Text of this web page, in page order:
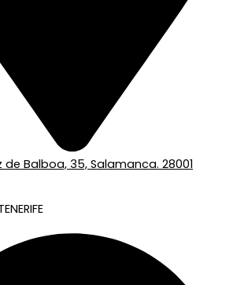
de Balboa, 35, Salamanca. 28001